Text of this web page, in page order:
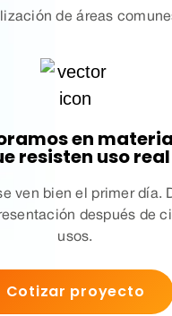
de áreas
en
resisten uso real
ven bien el primer día.
después de
usos.
Cotizar proyecto